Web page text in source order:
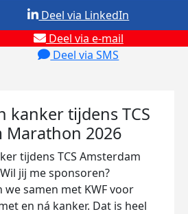
Deel via e-mail
Deel via SMS
Deel via LinkedIn
kanker tijdens TCS
Marathon 2026
tijdens TCS Amsterdam
jij me sponsoren?
samen met KWF voor
en ná kanker. Dat is heel